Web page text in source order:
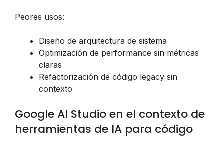
Peores usos:
Diseño de arquitectura de sistema
Optimización de performance sin métricas
claras
Refactorización de código legacy sin
contexto
Google AI Studio en el contexto de
herramientas de IA para código